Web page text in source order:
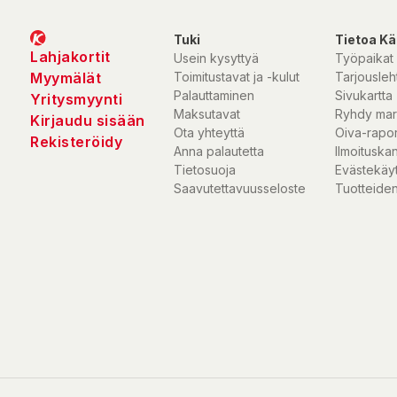
Lahjakortit
Myymälät
Yritysmyynti
Kirjaudu sisään
Rekisteröidy
Tuki
Usein kysyttyä
Toimitustavat ja -kulut
Palauttaminen
Maksutavat
Ota yhteyttä
Anna palautetta
Tietosuoja
Saavutettavuusseloste
Tietoa
Työpaikat
Sivukartta
Ryhdy
Oiva-